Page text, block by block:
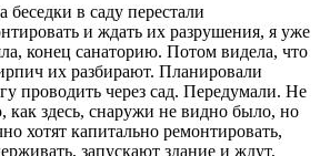
беседки в саду перестали
и ждать их разрушения, я уже
конец санаторию. Потом видела, что
их разбирают. Планировали
проводить через сад. Передумали. Не
как здесь, снаружи не видно было, но
хотят капитально ремонтировать,
запускают здание и ждут,